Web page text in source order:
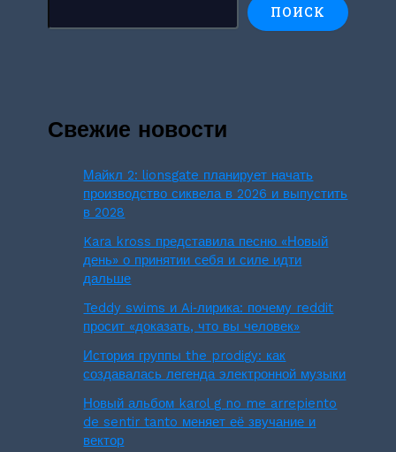
ПОИСК
Свежие новости
Майкл 2: lionsgate планирует начать
производство сиквела в 2026 и выпустить
в 2028
Kara kross представила песню «Новый
день» о принятии себя и силе идти
дальше
Teddy swims и Ai‑лирика: почему reddit
просит «доказать, что вы человек»
История группы the prodigy: как
создавалась легенда электронной музыки
Новый альбом karol g no me arrepiento
de sentir tanto меняет её звучание и
вектор